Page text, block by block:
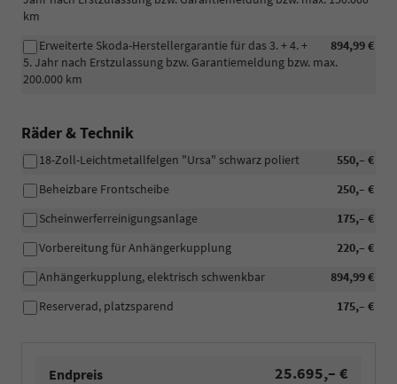
km
894,99 €
Erweiterte Skoda-Herstellergarantie für das 3. + 4. +
5. Jahr nach Erstzulassung bzw. Garantiemeldung bzw. max.
200.000 km
Räder & Technik
550,– €
18-Zoll-Leichtmetallfelgen "Ursa" schwarz poliert
250,– €
Beheizbare Frontscheibe
175,– €
Scheinwerferreinigungsanlage
220,– €
Vorbereitung für Anhängerkupplung
894,99 €
Anhängerkupplung, elektrisch schwenkbar
175,– €
Reserverad, platzsparend
Endpreis 25.695,– €